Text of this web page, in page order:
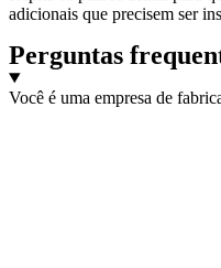
adicionais que precisem ser
Perguntas
Você é uma empresa de